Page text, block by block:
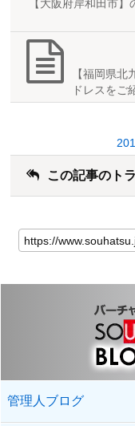
【大阪府岸和田市
【福岡県
ドレスをご
この記事のト
管理人ブログ